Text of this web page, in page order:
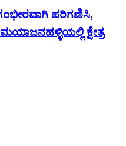
ಗಂಭೀರವಾಗಿ ಪರಿಗಣಿಸಿ,
ಕ್ಷೇತ್ರ